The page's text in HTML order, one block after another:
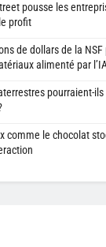
pousse les
profit
de dollars de la
alimenté par
pourraient-
comme le chocolat